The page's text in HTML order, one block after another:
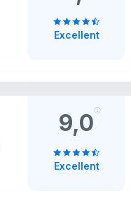
Excellent
9,0
Excellent